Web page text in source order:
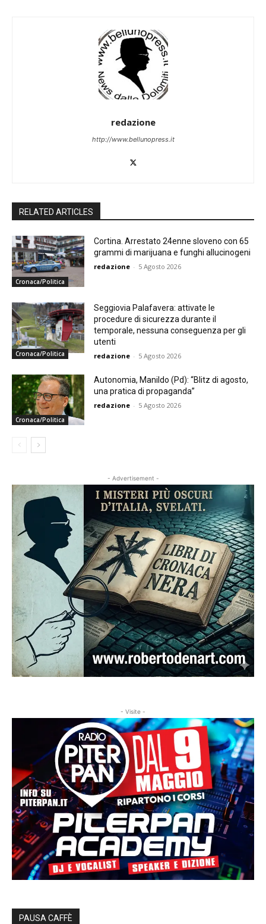
redazione
http://www.bellunopress.it
RELATED ARTICLES
Cronaca/Politica
Cortina. Arrestato 24enne sloveno con 65
grammi di marijuana e funghi allucinogeni
redazione - 5 Agosto 2026
Cronaca/Politica
Seggiovia Palafavera: attivate le
procedure di sicurezza durante il
temporale, nessuna conseguenza per gli
utenti
redazione - 5 Agosto 2026
Cronaca/Politica
Autonomia, Manildo (Pd): “Blitz di agosto,
una pratica di propaganda”
redazione - 5 Agosto 2026
- Advertisement -
- Visite -
PAUSA CAFFÈ